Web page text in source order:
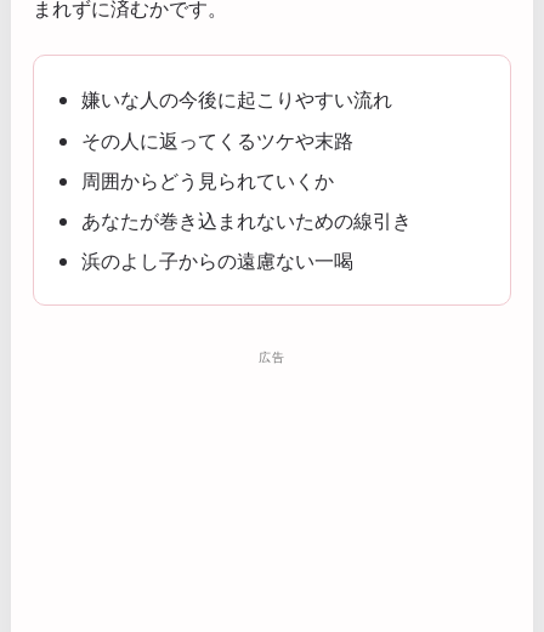
まれずに済むかです。
嫌いな人の今後に起こりやすい流れ
その人に返ってくるツケや末路
周囲からどう見られていくか
あなたが巻き込まれないための線引き
浜のよし子からの遠慮ない一喝
広告